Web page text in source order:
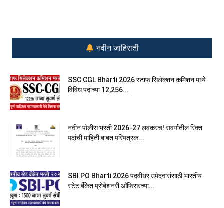
नवीन जाहिराती
SSC CGL Bharti 2026 स्टाफ सिलेक्शन कमिशन मध्ये
विविध पदांच्या 12,256...
नवीन पोलीस भरती 2026-27 लवकरच! संवर्गातील रिक्त
पदांची माहिती बाबत परिपत्रक...
SBI PO Bharti 2026 पदवीधर उमेदवारांसाठी भारतीय
स्टेट बँकेत प्रोबेशनरी आ‍ॅफिसरच्या...